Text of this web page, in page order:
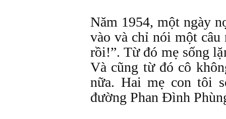
Năm 1954, một ngày
vào và chỉ nói một câu
rồi!”. Từ đó mẹ sống
Và cũng từ đó cô
nữa. Hai mẹ con tôi
đường Phan Đình